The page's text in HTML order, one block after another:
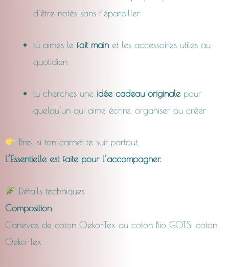
d’être notés sans t’éparpiller
tu aimes le fait mainet les accessoires utiles au
quotidien
tu cherches une idée cadeau originalepour
quelqu’un qui aime écrire, organiser ou créer
Bref, si ton carnet te suit partout,
L’Essentielle est faite pour l’accompagner.
Détails techniques
Composition
Canevas de coton Oeko-Tex ou coton Bio GOTS, coton
Oeko-Tex